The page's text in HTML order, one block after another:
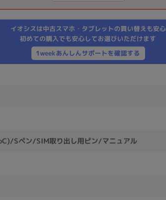
イオシスは中古スマホ・タブレットの買い替えも安心
初めての購入でも安心してお選びいただけます
1weekあんしんサポートを確認する
Sペン/SIM取り出し用ピン/マニュアル
Apple SONY TOSHIBA
Asus HP